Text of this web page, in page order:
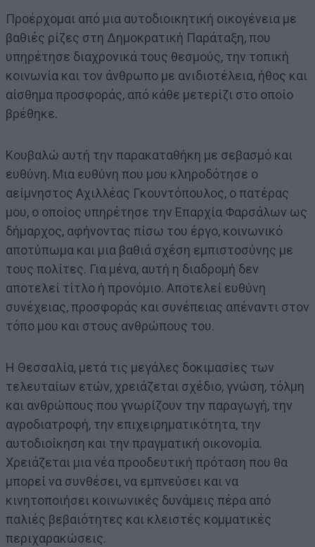
Προέρχομαι από μια αυτοδιοικητική οικογένεια με
βαθιές ρίζες στη Δημοκρατική Παράταξη, που
υπηρέτησε διαχρονικά τους θεσμούς, την τοπική
κοινωνία και τον άνθρωπο με ανιδιοτέλεια, ήθος και
αίσθημα προσφοράς, από κάθε μετερίζι στο οποίο
βρέθηκε.
Κουβαλώ αυτή την παρακαταθήκη με σεβασμό και
ευθύνη. Μια ευθύνη που μου κληροδότησε ο
αείμνηστος Αχιλλέας Γκουντόπουλος, ο πατέρας
μου, ο οποίος υπηρέτησε την Επαρχία Φαρσάλων ως
δήμαρχος, αφήνοντας πίσω του έργο, κοινωνικό
αποτύπωμα και μια βαθιά σχέση εμπιστοσύνης με
τους πολίτες. Για μένα, αυτή η διαδρομή δεν
αποτελεί τίτλο ή προνόμιο. Αποτελεί ευθύνη
συνέχειας, προσφοράς και συνέπειας απέναντι στον
τόπο μου και στους ανθρώπους του.
Η Θεσσαλία, μετά τις μεγάλες δοκιμασίες των
τελευταίων ετών, χρειάζεται σχέδιο, γνώση, τόλμη
και ανθρώπους που γνωρίζουν την παραγωγή, την
αγροδιατροφή, την επιχειρηματικότητα, την
αυτοδιοίκηση και την πραγματική οικονομία.
Χρειάζεται μια νέα προοδευτική πρόταση που θα
μπορεί να συνθέσει, να εμπνεύσει και να
κινητοποιήσει κοινωνικές δυνάμεις πέρα από
παλιές βεβαιότητες και κλειστές κομματικές
περιχαρακώσεις.